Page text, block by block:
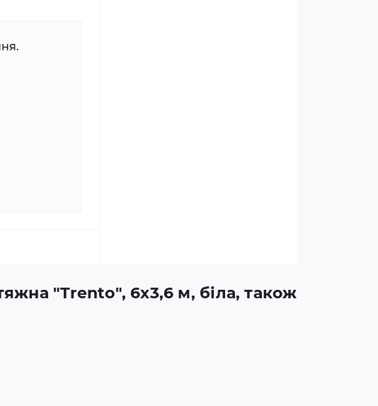
"Trento", 6х3,6 м, біла, також